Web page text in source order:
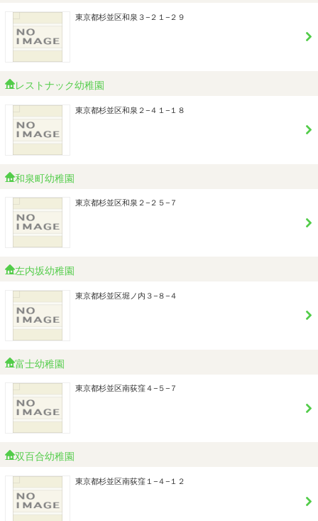
東京都杉並区和泉３−２１−２９
レストナック幼稚園
東京都杉並区和泉２−４１−１８
和泉町幼稚園
東京都杉並区和泉２−２５−７
左内坂幼稚園
東京都杉並区堀ノ内３−８−４
富士幼稚園
東京都杉並区南荻窪４−５−７
双百合幼稚園
東京都杉並区南荻窪１−４−１２